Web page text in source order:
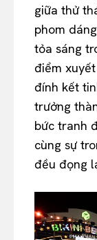
giữa thử
phom
tỏa sáng
điểm
đính kết
trưởng
bức tranh
cùng sự
đều đọng